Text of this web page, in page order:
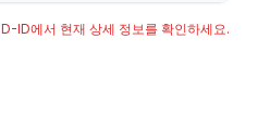
D-ID에서 현재 상세 정보를 확인하세요.